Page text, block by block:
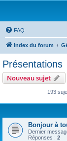
FAQ
Index du forum
Présentations
Nouveau sujet
193
Bonjour à
Dernier
Réponses : 2